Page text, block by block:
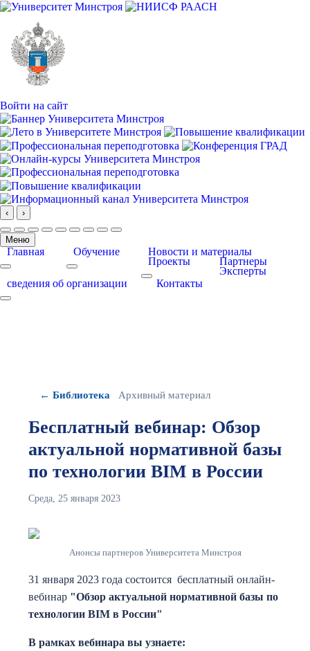
Войти на сайт
‹ ›
Меню
Главная
More about: Главная
Обучение
More about: Обучение
Новости и материалы
Проекты
More about: Проекты
Партнеры
Эксперты
сведения об организации
More about: сведения об организации
Контакты
← Библиотека Архивный материал
Бесплатный вебинар: Обзор
актуальной нормативной базы
по технологии BIM в России
Среда, 25 января 2023
Анонсы партнеров Университета Минстроя
31 января 2023 года состоится бесплатный онлайн-
вебинар "Обзор актуальной нормативной базы по
технологии BIM в России"
В рамках вебинара вы узнаете: